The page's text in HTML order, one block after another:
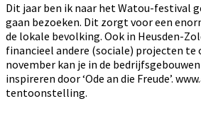
Dit jaar ben ik naar het Watou-festival
gaan bezoeken. Dit zorgt voor een
de lokale bevolking. Ook in Heusden-
financieel andere (sociale) projecten
november kan je in de
inspireren door ‘Ode an die Freude’.
tentoonstelling.